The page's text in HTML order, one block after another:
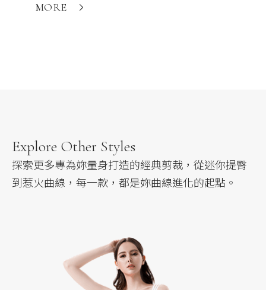
MORE
Explore Other Styles
探索更多專為妳量身打造的經典剪裁， 從迷你提臀
到惹火曲線，每一款，都是妳曲線進化的起點。